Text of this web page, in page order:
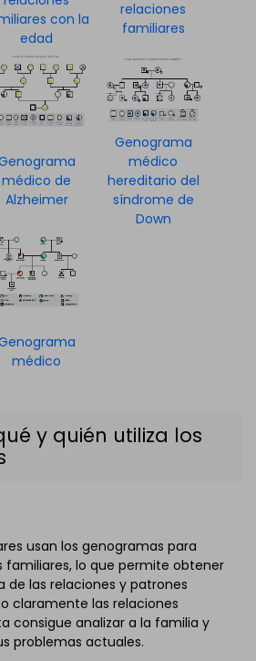
con la
edad
relaciones
familiares
médico de
Alzheimer
Genograma
médico
hereditario del
síndrome de
Down
médico
y quién utiliza los
usan los genogramas para
familiares, lo que permite obtener
las relaciones y patrones
claramente las relaciones
consigue analizar a la familia y
problemas actuales.